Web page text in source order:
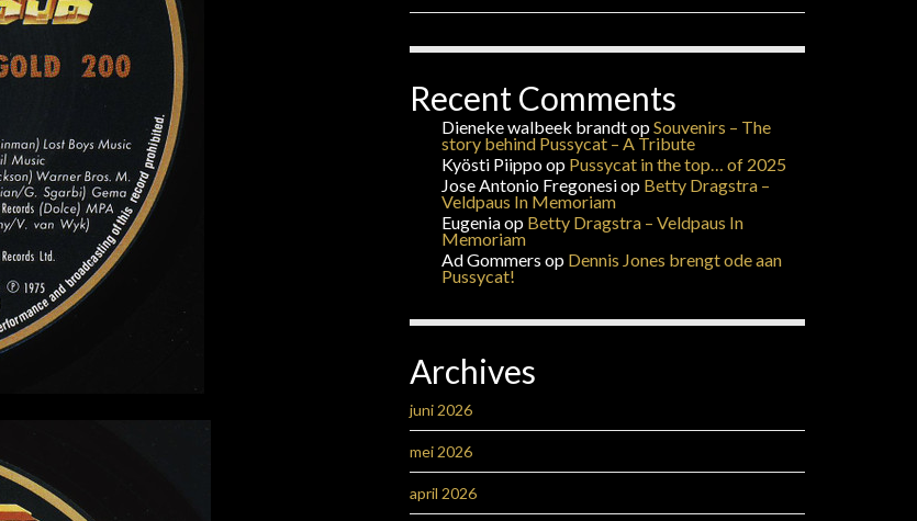
Recent Comments
Dieneke walbeek brandtopSouvenirs – The
story behind Pussycat – A Tribute
Kyösti Piippoop Pussycat in the top… of 2025
Jose Antonio Fregonesiop Betty Dragstra –
Veldpaus In Memoriam
Eugeniaop Betty Dragstra – Veldpaus In
Memoriam
Ad Gommers op Dennis Jones brengt ode aan
Pussycat!
Archives
juni 2026
mei 2026
april 2026